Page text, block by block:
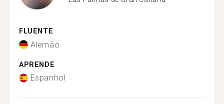
FLUENTE
Alemão
APRENDE
Espanhol